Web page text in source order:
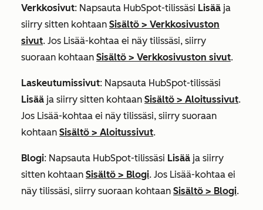
Verkkosivut: Napsauta HubSpot-tilissäsi Lisää ja
siirry sitten kohtaan Sisältö > Verkkosivuston
sivut. Jos Lisää-kohtaa ei näy tilissäsi, siirry
suoraan kohtaan Sisältö > Verkkosivuston sivut.
Laskeutumissivut: Napsauta HubSpot-tilissäsi
Lisää ja siirry sitten kohtaan Sisältö > Aloitussivut.
Jos Lisää-kohtaa ei näy tilissäsi, siirry suoraan
kohtaan Sisältö > Aloitussivut.
Blogi: Napsauta HubSpot-tilissäsi Lisää ja siirry
sitten kohtaan Sisältö > Blogi. Jos Lisää-kohtaa ei
näy tilissäsi, siirry suoraan kohtaan Sisältö > Blogi.